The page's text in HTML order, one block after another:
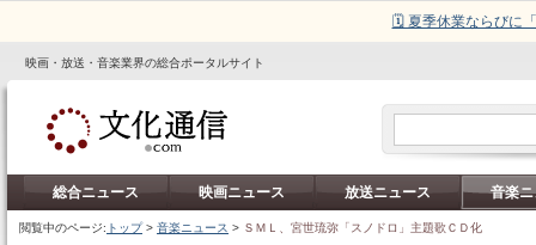
🗓️ 夏季休業ならびに
映画・放送・音楽業界の総合ポータルサイト
総合ニュース 映画ニュース 放送ニュース 音楽
閲覧中のページ: トップ> 音楽ニュース > ＳＭＬ、宮世琉弥「スノドロ」主題歌ＣＤ化